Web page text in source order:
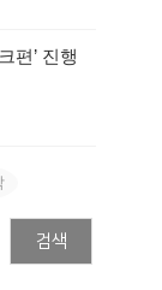
편’ 진행
검색